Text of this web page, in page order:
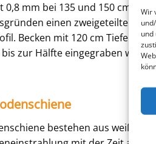
Wir
und
mm bei 135 und 150 cm
einen zweigeteilten
Becken mit 120 cm Tiefe
zur Hälfte eingegraben
bestehen aus weißem